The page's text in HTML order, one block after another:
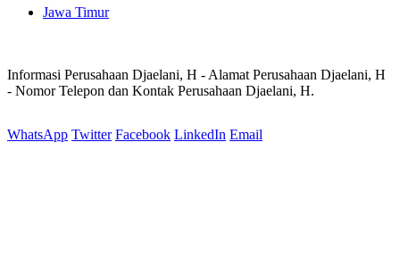
Jawa Timur
Informasi Perusahaan Djaelani, H - Alamat Perusahaan Djaelani, H
- Nomor Telepon dan Kontak Perusahaan Djaelani, H.
WhatsApp Twitter Facebook LinkedIn Email